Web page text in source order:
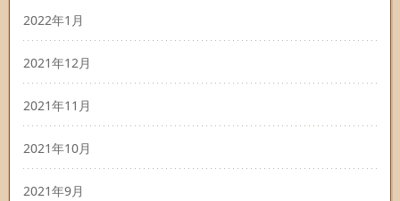
2022年1月
2021年12月
2021年11月
2021年10月
2021年9月